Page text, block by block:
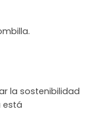
la sostenibilidad
está